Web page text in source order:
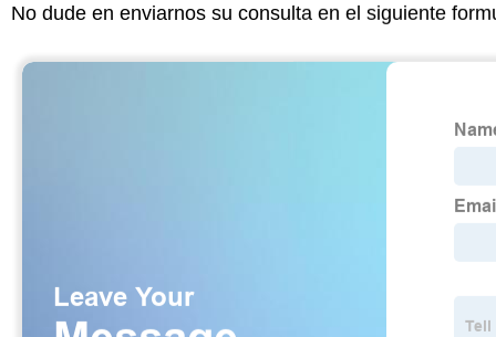
No dude en enviarnos su consulta en el siguiente